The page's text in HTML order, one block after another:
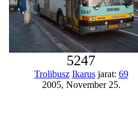
5247
Trolibusz Ikarusjarat: 69
2005, November 25.